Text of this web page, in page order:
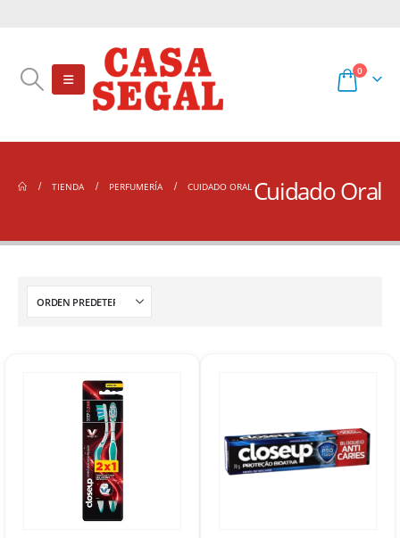
0
Cuidado Oral
TIENDA PERFUMERÍA CUIDADO ORAL